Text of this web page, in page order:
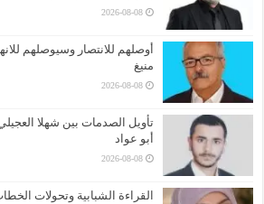
2026-08-08
أوصلهم للانتصار وسيوصلهم
منيغ
2026-08-08
تأويل الصدمات بين شهلا
أبو عواد
2026-08-08
القراءة الشبابية وتحولات